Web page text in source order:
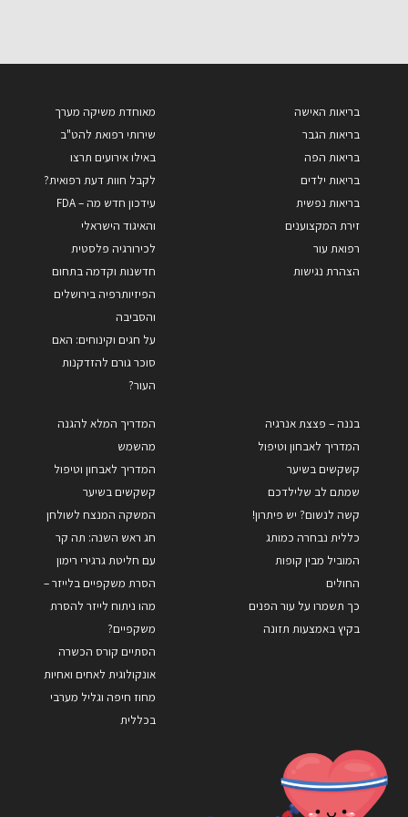
בריאות האישה
בריאות הגבר
בריאות הפה
בריאות ילדים
בריאות נפשית
זירת המקצוענים
רפואת עור
הצהרת נגישות
מאוחדת משיקה מערך
שירותי רפואת להט"ב
באילו אירועים תרצו
לקבל חוות דעת רפואית?
עידכון חדש מה – FDA
והאיגוד הישראלי
לכירורגיה פלסטית
חדשנות וקדמה בתחום
הפיזיותרפיה בירושלים
והסביבה
על חגים וקינוחים: האם
סוכר גורם להזדקנות
העור?
בננה – פצצת אנרגיה
המדריך לאבחון וטיפול
קשקשים בשיער
שמתם לב שלילדכם
קשה לנשום? יש פיתרון!
כללית נבחרה כמותג
המוביל מבין קופות
החולים
כך תשמרו על עור הפנים
בקיץ באמצעות תזונה
המדריך המלא להגנה
מהשמש
המדריך לאבחון וטיפול
קשקשים בשיער
המשקה המנצח לשולחן
חג ראש השנה: תה קר
עם חליטת גרגירי רימון
הסרת משקפיים בלייזר –
מהו ניתוח לייזר להסרת
משקפיים?
הסתיים קורס הכשרה
אונקולוגית לאחים ואחיות
מחוז חיפה וגליל מערבי
בכללית